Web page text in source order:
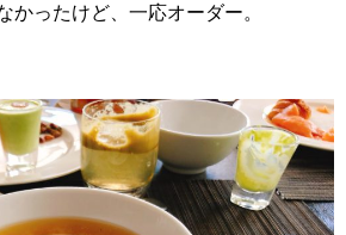
かったけど、一応オーダー。